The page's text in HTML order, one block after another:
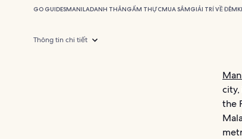
GO GUIDESMANILADANH THẮNGẨM THỰCMUA SẮMGIẢI TRÍ VỀ ĐÊM
Thông tin chi tiết
the